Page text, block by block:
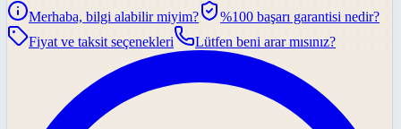
Merhaba, bilgi alabilir miyim?
%100 başarı garantisi nedir?
Fiyat ve taksit seçenekleri
Lütfen beni arar mısınız?